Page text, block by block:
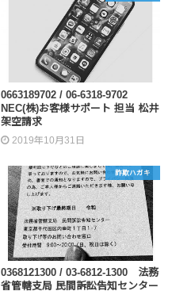
0663189702 / 06-6318-9702
NEC(株)お客様サポート 担当 松井
架空請求
2019年10月31日
詐欺ハガキ
0368121300 / 03-6812-1300 法務
省管轄支局 民間訴訟告知センター